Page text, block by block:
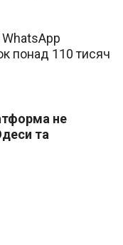
WhatsApp
понад 110 тисяч
не
та